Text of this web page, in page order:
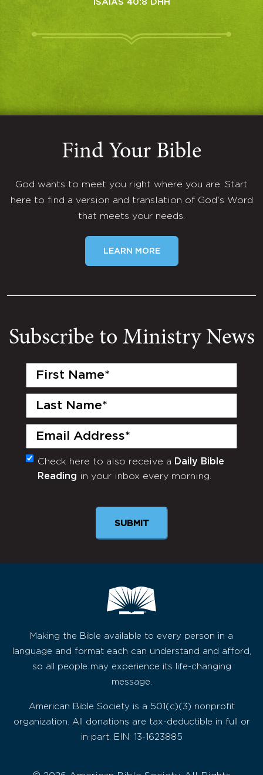
ISAÍAS 40:8 DHH
Find Your Bible
God wants to meet you right where you are. Start
here to find a version and translation of God's Word
that meets your needs.
LEARN MORE
Subscribe to Ministry News
First
Last
Email
(Required)
Monthly
Newsletter
Check here to also receive a Daily Bible
Reading in your inbox every morning.
Making the Bible available to every person in a
language and format each can understand and afford,
so all people may experience its life-changing
message.
American Bible Society is a 501(c)(3) nonprofit
organization. All donations are tax-deductible in full or
in part. EIN: 13-1623885